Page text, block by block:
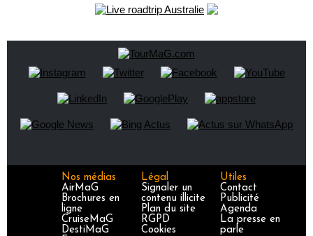
Nos médias
AirMaG
Brochures en
ligne
CruiseMaG
DestiMaG
Légal
Signaler un
contenu illicite
Plan du site
RGPD
Cookies
Utiles
Contact
Publicité
Agenda
La presse en
parle